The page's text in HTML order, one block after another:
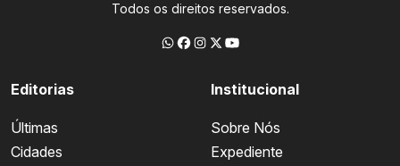
Todos os direitos reservados.
Editorias
Últimas
Cidades
Institucional
Sobre Nós
Expediente